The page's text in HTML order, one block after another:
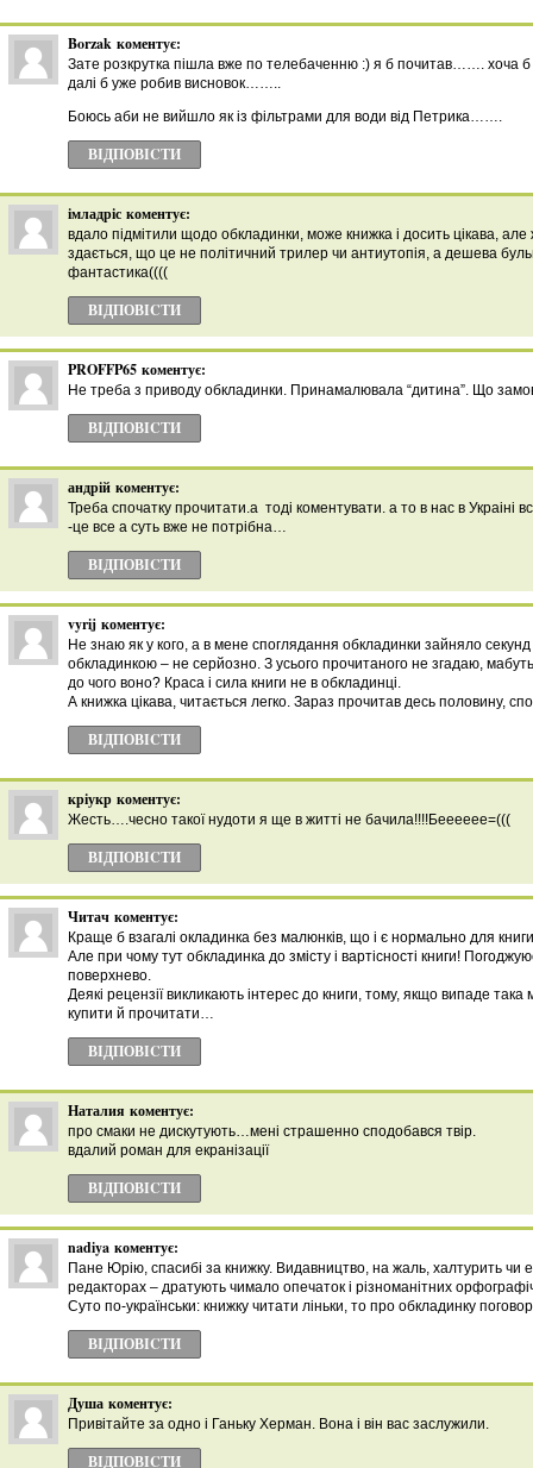
Borzak коментує:
Зате розкрутка пішла вже по телебаченню :) я б почитав……. хоча
далі б уже робив висновок……..
Боюсь аби не вийшло як із фільтрами для води від Петрика…….
ВІДПОВІCТИ
імладріс коментує:
вдало підмітили щодо обкладинки, може книжка і досить цікава, але
здається, що це не політичний трилер чи антиутопія, а дешева
фантастика((((
ВІДПОВІCТИ
PROFFP65 коментує:
Не треба з приводу обкладинки. Принамалювала “дитина”. Що
ВІДПОВІCТИ
андрій коментує:
Треба спочатку прочитати.а тоді коментувати. а то в нас в Украіні
-це все а суть вже не потрібна…
ВІДПОВІCТИ
vyrij коментує:
Не знаю як у кого, а в мене споглядання обкладинки зайняло
обкладинкою – не серйозно. З усього прочитаного не згадаю,
до чого воно? Краса і сила книги не в обкладинці.
А книжка цікава, читається легко. Зараз прочитав десь половину,
ВІДПОВІCТИ
кріукр коментує:
Жесть….чесно такої нудоти я ще в житті не бачила!!!!Бееееее=(((
ВІДПОВІCТИ
Читач коментує:
Краще б взагалі окладинка без малюнків, що і є нормально для
Але при чому тут обкладинка до змісту і вартісності книги!
поверхнево.
Деякі рецензії викликають інтерес до книги, тому, якщо випаде
купити й прочитати…
ВІДПОВІCТИ
Наталия коментує:
про смаки не дискутують…мені страшенно сподобався твір.
вдалий роман для екранізації
ВІДПОВІCТИ
nadiya коментує:
Пане Юрію, спасибі за книжку. Видавництво, на жаль, халтурить чи
редакторах – дратують чимало опечаток і різноманітних
Суто по-українськи: книжку читати ліньки, то про обкладинку
ВІДПОВІCТИ
Душа коментує:
Привітайте за одно і Ганьку Херман. Вона і він вас заслужили.
ВІДПОВІCТИ